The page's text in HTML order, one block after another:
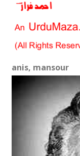
anis, mansour